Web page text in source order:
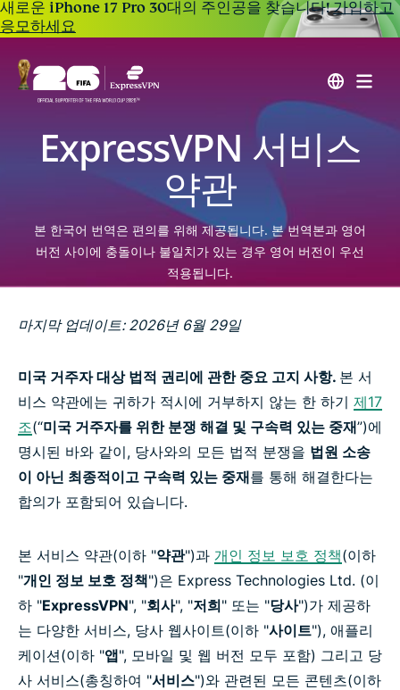
새로운 iPhone 17 Pro 30대의 주인공을 찾습니다!가입하고
응모하세요
ExpressVPN 서비스
약관
본 한국어 번역은 편의를 위해 제공됩니다. 본 번역본과 영어
버전 사이에 충돌이나 불일치가 있는 경우 영어 버전이 우선
적용됩니다.
마지막 업데이트: 2026년 6월 29일
미국 거주자 대상 법적 권리에 관한 중요 고지 사항. 본 서
비스 약관에는 귀하가 적시에 거부하지 않는 한 하기 제17
조(“미국 거주자를 위한 분쟁 해결 및 구속력 있는 중재”)에
명시된 바와 같이, 당사와의 모든 법적 분쟁을 법원 소송
이 아닌 최종적이고 구속력 있는 중재를 통해 해결한다는
합의가 포함되어 있습니다.
본 서비스 약관(이하 "약관")과 개인 정보 보호 정책(이하
"개인 정보 보호 정책")은 Express Technologies Ltd. (이
하 "ExpressVPN", "회사", "저희" 또는 "당사")가 제공하
는 다양한 서비스, 당사 웹사이트(이하 "사이트"), 애플리
케이션(이하 "앱", 모바일 및 웹 버전 모두 포함) 그리고 당
사 서비스(총칭하여 "서비스")와 관련된 모든 콘텐츠(이하